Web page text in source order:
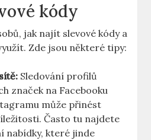
kódy
jak najít slevové kódy a
Zde jsou některé tipy:
Sledování profilů
značek na Facebooku
může přinést
Často tu najdete
nabídky, které jinde